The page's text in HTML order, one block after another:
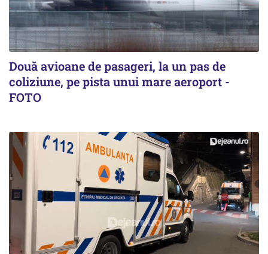
Două avioane de pasageri, la un pas de
coliziune, pe pista unui mare aeroport -
FOTO